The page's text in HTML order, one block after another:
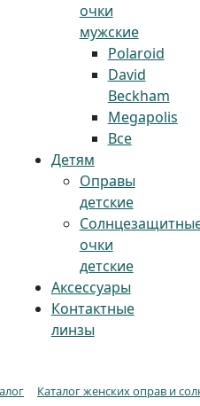
очки
мужские
Polaroid
David
Beckham
Megapolis
Все
Детям
Оправы
детские
очки
детские
Аксессуары
Контактные
линзы
Каталог женских оправ и